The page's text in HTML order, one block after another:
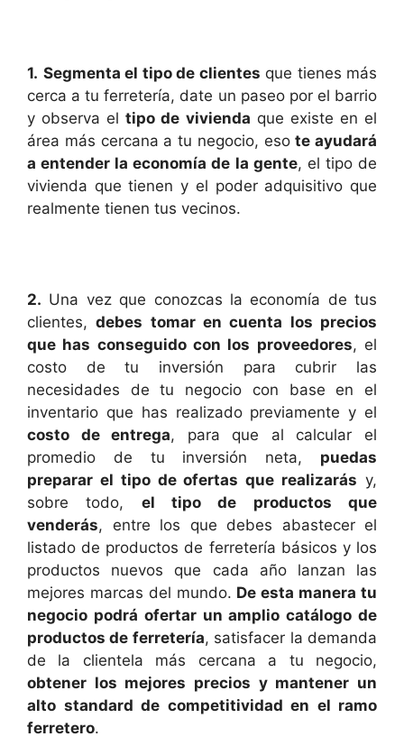
1. Segmenta el tipo de clientes que tienes más
cerca a tu ferretería, date un paseo por el barrio
y observa eltipo de vivienda que existe en el
área más cercana a tu negocio, esote ayudará
a entender la economía de la gente, el tipo de
vivienda que tienen y el poder adquisitivo que
realmente tienen tus vecinos.
2. Una vez que conozcas la economía de tus
clientes,debes tomar en cuenta los precios
que has conseguido con los proveedores, el
costo de tu inversión para cubrir las
necesidades de tu negocio con base en el
inventario que has realizado previamente y el
costo de entrega, para que al calcular el
promedio de tu inversión neta, puedas
preparar el tipo de ofertas que realizarás y,
sobre todo, el tipo de productos que
venderás, entre los que debes abastecer el
listado de productos de ferretería básicos y los
productos nuevos que cada año lanzan las
mejores marcas del mundo. De esta manera tu
negocio podrá ofertar un amplio catálogo de
productos de ferretería, satisfacer la demanda
de la clientela más cercana a tu negocio,
obtener los mejores precios y mantener un
alto standard de competitividad en el ramo
ferretero.